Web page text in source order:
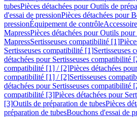
tubesPièces détachées pour Outils de
d'essai de pressionPièces détachées pour
pressionÉquipement de contrôle
MapressPièces détachées pour Outils
MapressSertisseuses compatibilité [1]
Sertisseuses compatibilité [1]Sertisseuses
détachées pour Sertisseuses compatibilité
compatibilité [1] / [2]Pièces détachées
compatibilité [1] / [2]Sertisseuses
détachées pour Sertisseuses compatibilité
compatibilité [3]Pièces détachées pour
[3]Outils de préparation de tubesPièces
préparation de tubesBouchons d'essai de